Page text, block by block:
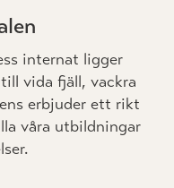
internat ligger
vida fjäll, vackra
erbjuder ett rikt
våra utbildningar